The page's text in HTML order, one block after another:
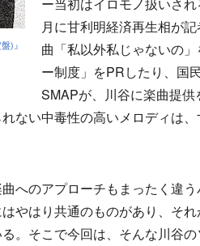
)』
月に甘利明経済再生相が
曲「私以外私じゃないの
ー制度」をPRしたり、国
SMAPが、川谷に楽曲提
ない中毒性の高いメロディは
へのアプローチもまったく違
やはり共通のものがあり、そ
。そこで今回は、そんな川谷